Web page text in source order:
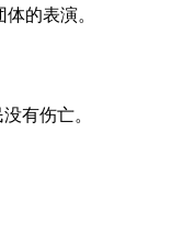
的表演。
有伤亡。